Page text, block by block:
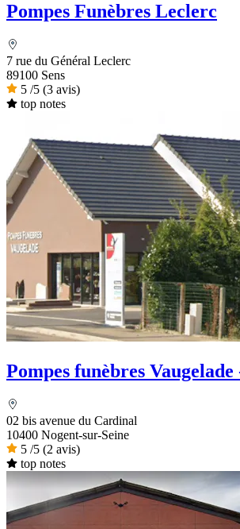
Pompes Funèbres Leclerc
7 rue du Général Leclerc
89100 Sens
5 /5 (3 avis)
top notes
Pompes funèbres
02 bis avenue du Cardinal
10400 Nogent-sur-Seine
5 /5 (2 avis)
top notes